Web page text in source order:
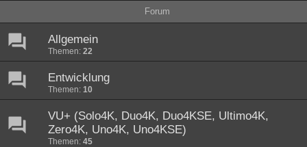
Forum
Allgemein
Themen: 22
Entwicklung
Themen: 10
VU+ (Solo4K, Duo4K, Duo4KSE, Ultimo4K,
Zero4K, Uno4K, Uno4KSE)
Themen: 45